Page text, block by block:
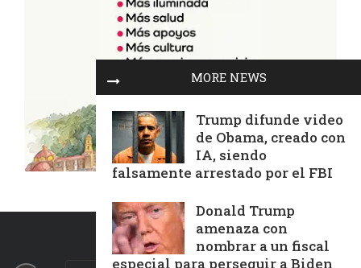
MORE NEWS
Trump difunde video
de Obama, creado con
IA, siendo
falsamente arrestado por el FBI
Donald Trump
amenaza con
nombrar a un fiscal
especial para perseguir a Biden